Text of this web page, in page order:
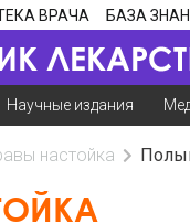
ВРАЧА БАЗА
Научные издания
настойка